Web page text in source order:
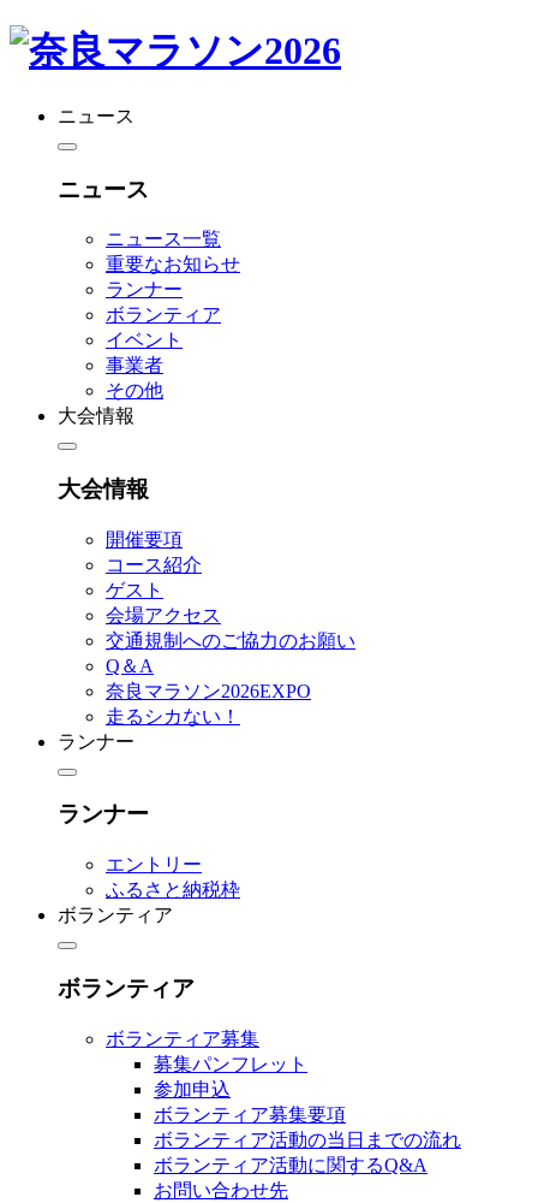
ニュース
ニュース
ニュース一覧
重要なお知らせ
ランナー
ボランティア
イベント
事業者
その他
大会情報
大会情報
開催要項
コース紹介
ゲスト
会場アクセス
交通規制へのご協力のお願い
Q＆A
奈良マラソン2026EXPO
走るシカない！
ランナー
ランナー
エントリー
ふるさと納税枠
ボランティア
ボランティア
ボランティア募集
募集パンフレット
参加申込
ボランティア募集要項
ボランティア活動の当日までの流れ
ボランティア活動に関するQ&A
お問い合わせ先